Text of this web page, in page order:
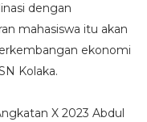
dengan
mahasiswa itu akan
ekonomi
Kolaka.
X 2023 Abdul